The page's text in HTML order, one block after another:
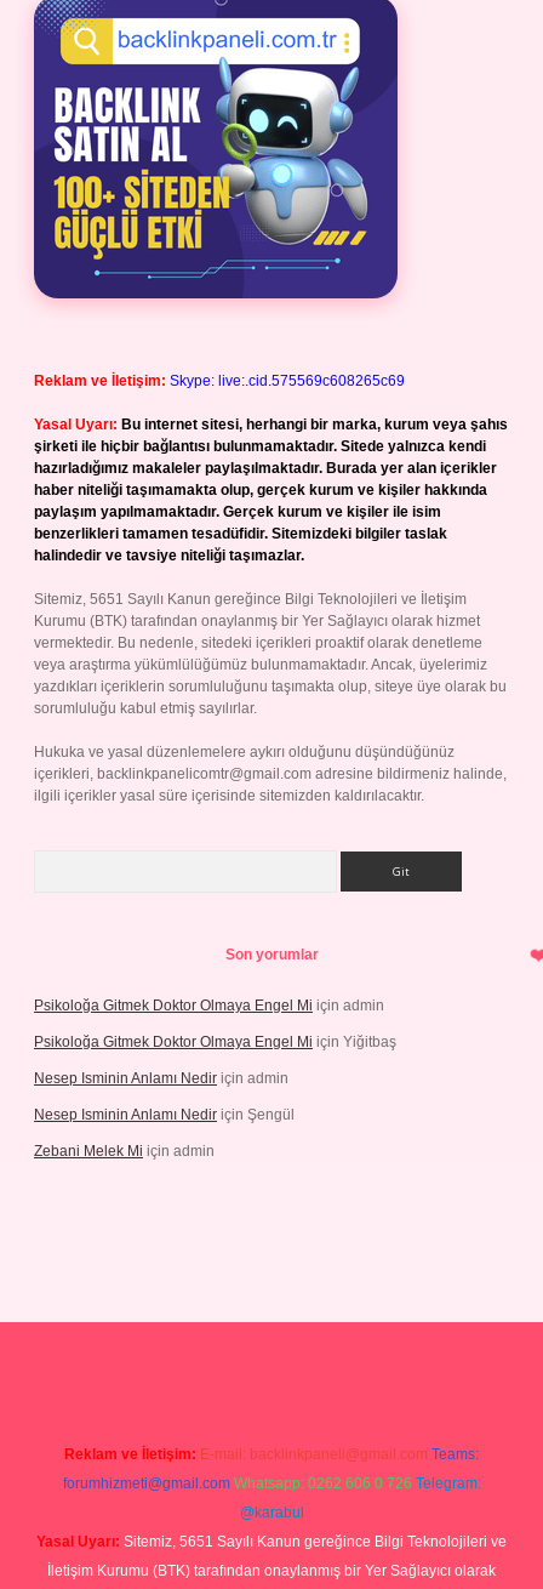
Reklam ve İletişim: Skype: live:.cid.575569c608265c69
Yasal Uyarı: Bu internet sitesi, herhangi bir marka, kurum veya şahıs
şirketi ile hiçbir bağlantısı bulunmamaktadır. Sitede yalnızca kendi
hazırladığımız makaleler paylaşılmaktadır. Burada yer alan içerikler
haber niteliği taşımamakta olup, gerçek kurum ve kişiler hakkında
paylaşım yapılmamaktadır. Gerçek kurum ve kişiler ile isim
benzerlikleri tamamen tesadüfidir. Sitemizdeki bilgiler taslak
halindedir ve tavsiye niteliği taşımazlar.
Sitemiz, 5651 Sayılı Kanun gereğince Bilgi Teknolojileri ve İletişim
Kurumu (BTK) tarafından onaylanmış bir Yer Sağlayıcı olarak hizmet
vermektedir. Bu nedenle, sitedeki içerikleri proaktif olarak denetleme
veya araştırma yükümlülüğümüz bulunmamaktadır. Ancak, üyelerimiz
yazdıkları içeriklerin sorumluluğunu taşımakta olup, siteye üye olarak bu
sorumluluğu kabul etmiş sayılırlar.
Hukuka ve yasal düzenlemelere aykırı olduğunu düşündüğünüz
içerikleri, backlinkpanelicomtr@gmail.com adresine bildirmeniz halinde,
ilgili içerikler yasal süre içerisinde sitemizden kaldırılacaktır.
Son yorumlar
Psikoloğa Gitmek Doktor Olmaya Engel Mi için admin
Psikoloğa Gitmek Doktor Olmaya Engel Mi için Yiğitbaş
Nesep Isminin Anlamı Nedir için admin
Nesep Isminin Anlamı Nedir için Şengül
Zebani Melek Mi için admin
Reklam ve İletişim: E-mail: backlinkpaneli@gmail.com Teams:
forumhizmeti@gmail.com Whatsapp: 0262 606 0 726 Telegram:
@karabul
Yasal Uyarı: Sitemiz, 5651 Sayılı Kanun gereğince Bilgi Teknolojileri ve
İletişim Kurumu (BTK) tarafından onaylanmış bir Yer Sağlayıcı olarak